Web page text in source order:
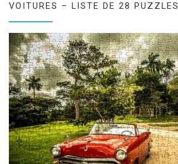
VOITURES – LISTE DE 28 PUZZLES